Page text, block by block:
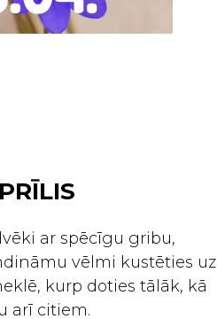
ar spēcīgu gribu,
vēlmi kustēties uz
kurp doties tālāk, kā
arī citiem.